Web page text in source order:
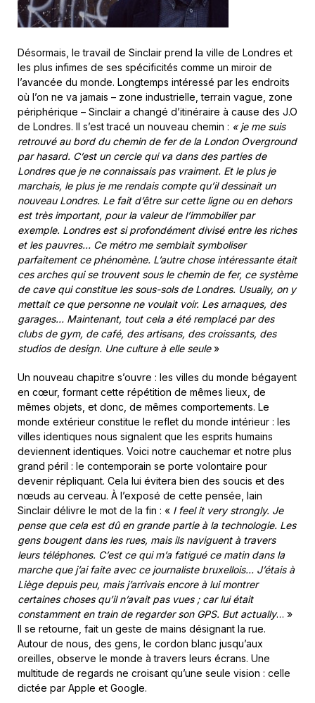
Désormais, le travail de Sinclair prend la ville de Londres et
les plus infimes de ses spécificités comme un miroir de
l’avancée du monde. Longtemps intéressé par les endroits
où l’on ne va jamais – zone industrielle, terrain vague, zone
périphérique – Sinclair a changé d’itinéraire à cause des J.O
de Londres. Il s’est tracé un nouveau chemin : « je me suis
retrouvé au bord du chemin de fer de la London Overground
par hasard. C’est un cercle qui va dans des parties de
Londres que je ne connaissais pas vraiment. Et le plus je
marchais, le plus je me rendais compte qu’il dessinait un
nouveau Londres. Le fait d’être sur cette ligne ou en dehors
est très important, pour la valeur de l’immobilier par
exemple. Londres est si profondément divisé entre les riches
et les pauvres… Ce métro me semblait symboliser
parfaitement ce phénomène. L’autre chose intéressante était
ces arches qui se trouvent sous le chemin de fer, ce système
de cave qui constitue les sous-sols de Londres. Usually, on y
mettait ce que personne ne voulait voir. Les arnaques, des
garages… Maintenant, tout cela a été remplacé par des
clubs de gym, de café, des artisans, des croissants, des
studios de design. Une culture à elle seule»
Un nouveau chapitre s’ouvre : les villes du monde bégayent
en cœur, formant cette répétition de mêmes lieux, de
mêmes objets, et donc, de mêmes comportements. Le
monde extérieur constitue le reflet du monde intérieur : les
villes identiques nous signalent que les esprits humains
deviennent identiques. Voici notre cauchemar et notre plus
grand péril : le contemporain se porte volontaire pour
devenir répliquant. Cela lui évitera bien des soucis et des
nœuds au cerveau. À l’exposé de cette pensée, Iain
Sinclair délivre le mot de la fin : « I feel it very strongly. Je
pense que cela est dû en grande partie à la technologie. Les
gens bougent dans les rues, mais ils naviguent à travers
leurs téléphones. C’est ce qui m’a fatigué ce matin dans la
marche que j’ai faite avec ce journaliste bruxellois… J’étais à
Liège depuis peu, mais j’arrivais encore à lui montrer
certaines choses qu’il n’avait pas vues ; car lui était
constamment en train de regarder son GPS. But actually… »
Il se retourne, fait un geste de mains désignant la rue.
Autour de nous, des gens, le cordon blanc jusqu’aux
oreilles, observe le monde à travers leurs écrans. Une
multitude de regards ne croisant qu’une seule vision : celle
dictée par Apple et Google.